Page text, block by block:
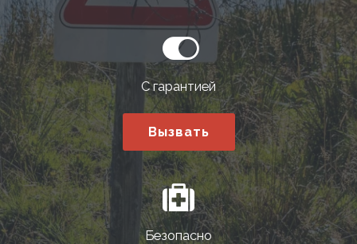
С гарантией
Вызвать
Безопасно